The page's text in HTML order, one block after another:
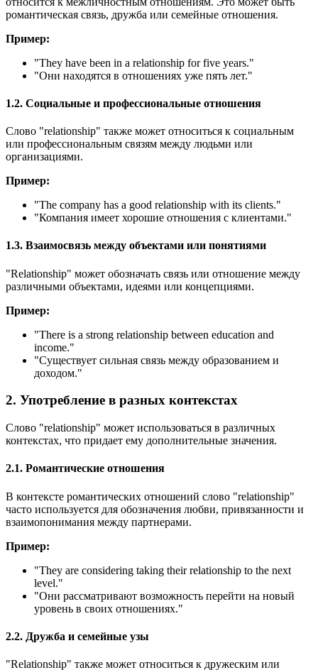
романтическая связь, дружба или семейные отношения.
Пример:
"They have been in a relationship for five years."
"Они находятся в отношениях уже пять лет."
1.2. Социальные и профессиональные отношения
Слово "relationship" также может относиться к социальным
или профессиональным связям между людьми или
организациями.
Пример:
"The company has a good relationship with its clients."
"Компания имеет хорошие отношения с клиентами."
1.3. Взаимосвязь между объектами или понятиями
"Relationship" может обозначать связь или отношение между
различными объектами, идеями или концепциями.
Пример:
"There is a strong relationship between education and
income."
"Существует сильная связь между образованием и
доходом."
2. Употребление в разных контекстах
Слово "relationship" может использоваться в различных
контекстах, что придает ему дополнительные значения.
2.1. Романтические отношения
В контексте романтических отношений слово "relationship"
часто используется для обозначения любви, привязанности и
взаимопонимания между партнерами.
Пример:
"They are considering taking their relationship to the next
level."
"Они рассматривают возможность перейти на новый
уровень в своих отношениях."
2.2. Дружба и семейные узы
"Relationship" также может относиться к дружеским или